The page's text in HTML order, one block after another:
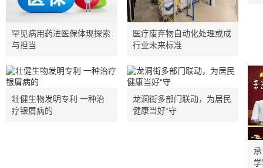
罕见病用药进医保体现探索
与担当
医疗废弃物自动化处理或成
行业未来标准
壮健生物发明专利 一种治
疗银屑病的
龙洞街多部门联动，为居民
健康当好“守